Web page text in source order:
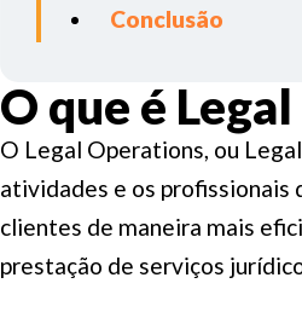
Conclusão
O que é
O Legal Operations, ou
atividades e os profissionais
clientes de maneira mais
prestação de serviços